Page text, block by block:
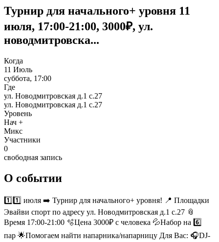
Турнир для начального+ уровня 11
июля, 17:00-21:00, 3000₽, ул.
новодмитровска...
Когда
11 Июль
суббота, 17:00
Где
ул. Новодмитровская д.1 с.27
ул. Новодмитровская д.1 с.27
Уровень
Нач +
Микс
Участники
0
свободная запись
О событии
1️⃣1️⃣ июля ➡️ Турнир для начального+ уровня! 📍 Площадки
Эвайви спорт по адресу ул. Новодмитровская д.1 с.27 📎
Время 17:00-21:00 🫧Цена 3000₽ с человека 💦Набор на 6️⃣
пар 🌟Помогаем найти напарника/напарницу Для Вас: 🎧DJ-